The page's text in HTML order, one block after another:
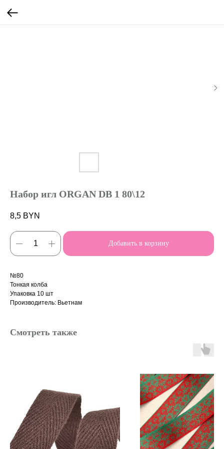
Набор игл ORGAN DB 1 80\12
8,5 BYN
Добавить в корзину
№80
Тонкая колба
Упаковка 10 шт
Производитель: Вьетнам
Смотреть также